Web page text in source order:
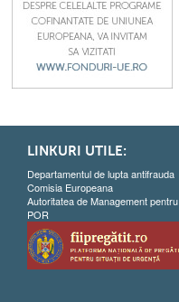
LINKURI UTILE:
Departamentul de lupta antifrauda
Comisia Europeana
Autoritatea de Management pentru
POR